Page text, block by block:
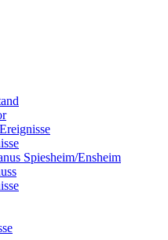
Spiesheim/Ensheim